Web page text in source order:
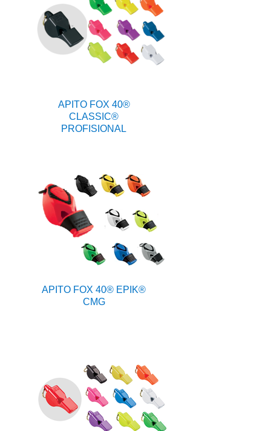
APITO FOX 40®
CLASSIC®
PROFISIONAL
APITO FOX 40® EPIK®
CMG